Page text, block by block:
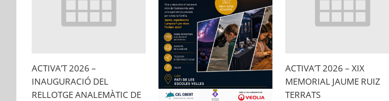
ACTIVA’T 2026 –
INAUGURACIÓ DEL
RELLOTGE ANALEMÀTIC DE
ACTIVA’T 2026 – XIX
MEMORIAL JAUME RUIZ
TERRATS